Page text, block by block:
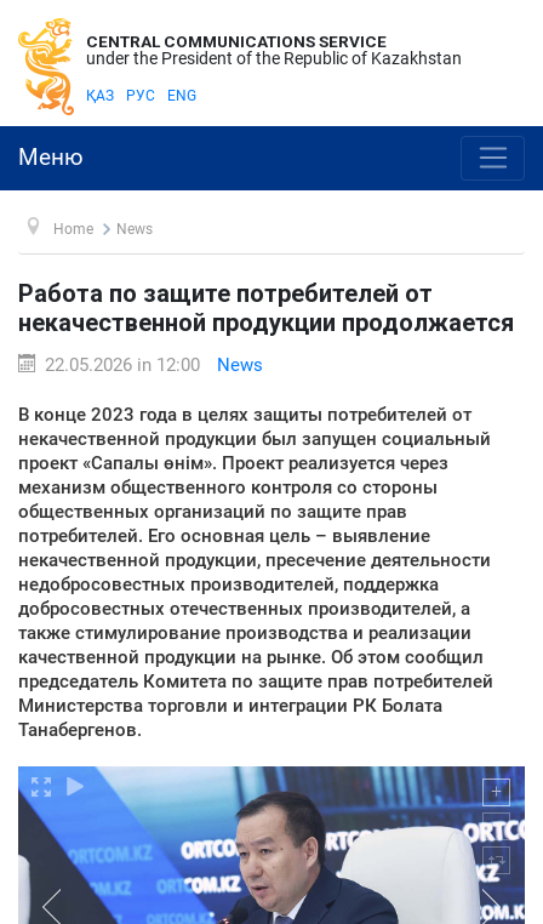
CENTRAL COMMUNICATIONS SERVICE
under the President of the Republic of Kazakhstan
ҚАЗ РУС ENG
Меню
Home News
Работа по защите потребителей от
некачественной продукции продолжается
22.05.2026 in 12:00 News
В конце 2023 года в целях защиты потребителей от
некачественной продукции был запущен социальный
проект «Сапалы өнім». Проект реализуется через
механизм общественного контроля со стороны
общественных организаций по защите прав
потребителей. Его основная цель – выявление
некачественной продукции, пресечение деятельности
недобросовестных производителей, поддержка
добросовестных отечественных производителей, а
также стимулирование производства и реализации
качественной продукции на рынке. Об этом сообщил
председатель Комитета по защите прав потребителей
Министерства торговли и интеграции РК Болата
Танабергенов.